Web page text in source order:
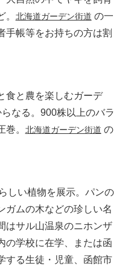
北海道ガーデン街道 の一
手帳等をお持ちの方は割
食と農を楽しむガーデ
なる。900株以上のバラ
。 北海道ガーデン街道 の
しい植物を展示。パンの
ガムの木などの珍しい名
はサル山温泉のニホンザ
の学校に在学、または函
する生徒・児童、函館市